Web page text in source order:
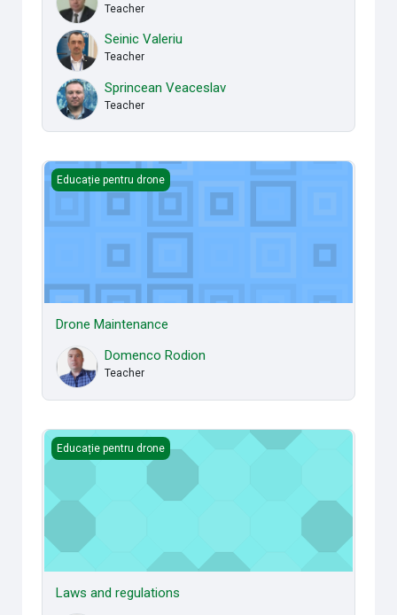
Teacher
Seinic Valeriu
Teacher
Sprincean Veaceslav
Teacher
Drone Maintenance
Educație pentru drone
Drone Maintenance
Domenco Rodion
Teacher
Laws and regulations
Educație pentru drone
Laws and regulations